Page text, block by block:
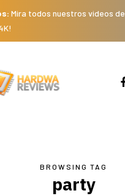
Mira todos nuestros videos de
BROWSING TAG
party